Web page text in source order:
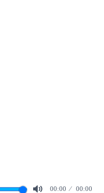
00:00 00:00